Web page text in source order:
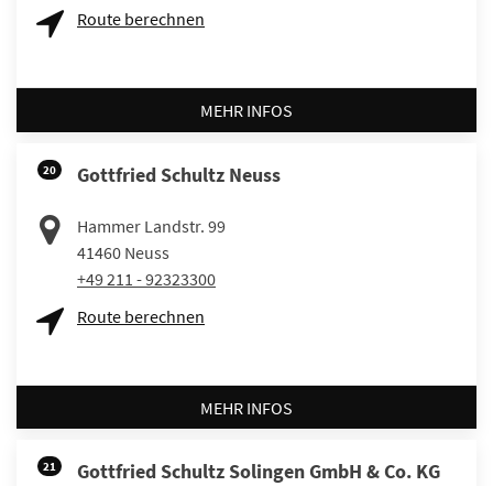
Route berechnen
MEHR INFOS
20 Gottfried Schultz Neuss
Hammer Landstr. 99
41460 Neuss
+49 211 - 92323300
Route berechnen
MEHR INFOS
21 Gottfried Schultz Solingen GmbH & Co. KG